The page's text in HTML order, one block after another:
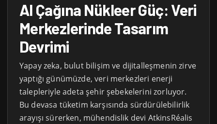
AI Çağına Nükleer Güç: Veri
Merkezlerinde Tasarım
Devrimi
Yapay zeka, bulut bilişim ve dijitalleşmenin zirve
yaptığı günümüzde, veri merkezleri enerji
talepleriyle adeta şehir şebekelerini zorluyor.
Bu devasa tüketim karşısında sürdürülebilirlik
arayışı sürerken, mühendislik devi AtkinsRéalis